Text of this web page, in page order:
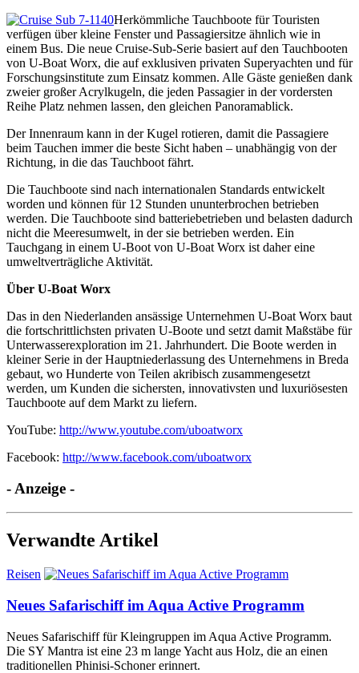
Herkömmliche Tauchboote für Touristen
verfügen über kleine Fenster und Passagiersitze ähnlich wie in
einem Bus. Die neue Cruise-Sub-Serie basiert auf den Tauchbooten
von U-Boat Worx, die auf exklusiven privaten Superyachten und für
Forschungsinstitute zum Einsatz kommen. Alle Gäste genießen dank
zweier großer Acrylkugeln, die jeden Passagier in der vordersten
Reihe Platz nehmen lassen, den gleichen Panoramablick.
Der Innenraum kann in der Kugel rotieren, damit die Passagiere
beim Tauchen immer die beste Sicht haben – unabhängig von der
Richtung, in die das Tauchboot fährt.
Die Tauchboote sind nach internationalen Standards entwickelt
worden und können für 12 Stunden ununterbrochen betrieben
werden. Die Tauchboote sind batteriebetrieben und belasten dadurch
nicht die Meeresumwelt, in der sie betrieben werden. Ein
Tauchgang in einem U-Boot von U-Boat Worx ist daher eine
umweltverträgliche Aktivität.
Über U-Boat Worx
Das in den Niederlanden ansässige Unternehmen U-Boat Worx baut
die fortschrittlichsten privaten U-Boote und setzt damit Maßstäbe für
Unterwasserexploration im 21. Jahrhundert. Die Boote werden in
kleiner Serie in der Hauptniederlassung des Unternehmens in Breda
gebaut, wo Hunderte von Teilen akribisch zusammengesetzt
werden, um Kunden die sichersten, innovativsten und luxuriösesten
Tauchboote auf dem Markt zu liefern.
YouTube: http://www.youtube.com/uboatworx
Facebook: http://www.facebook.com/uboatworx
- Anzeige -
Verwandte Artikel
Reisen
Neues Safarischiff im Aqua Active Programm
Neues Safarischiff für Kleingruppen im Aqua Active Programm.
Die SY Mantra ist eine 23 m lange Yacht aus Holz, die an einen
traditionellen Phinisi-Schoner erinnert.